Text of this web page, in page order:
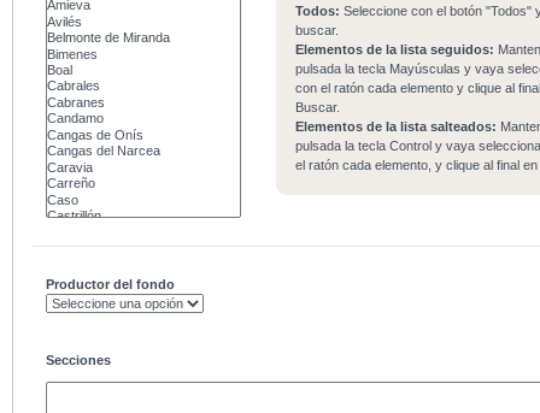
Todos: Seleccione con el botón "Todos"
buscar.
Elementos de la lista seguidos:
pulsada la tecla Mayúsculas y vaya
con el ratón cada elemento y clique al
Buscar.
Elementos de la lista salteados:
pulsada la tecla Control y vaya
el ratón cada elemento, y clique al final
Productor del fondo
Secciones